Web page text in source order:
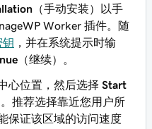
（手动安装）以手
Worker 插件。随
钥 ，并在系统提示时输
（继续）。
心位置，然后选择 Start
。推荐选择靠近您用户所
保证该区域的访问速度